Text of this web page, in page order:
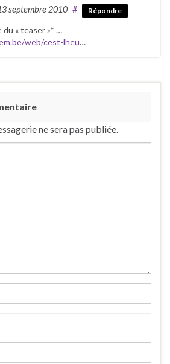
septembre 2010 # Répondre
du « teaser »* …
web/cest-lheu…
ne sera pas publiée.